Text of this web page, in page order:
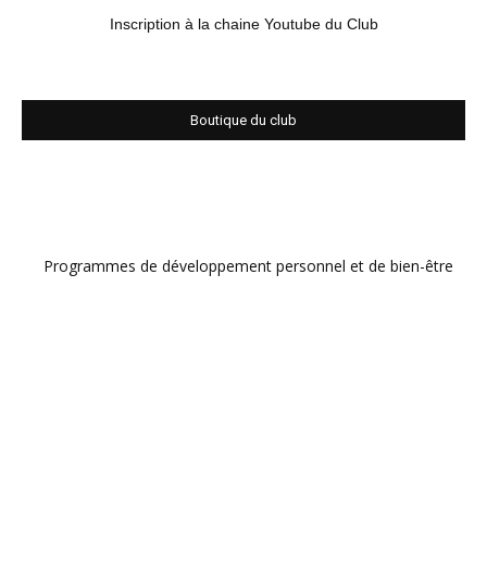
Inscription à la chaine Youtube du Club
Boutique du club
Programmes de développement personnel et de bien-être